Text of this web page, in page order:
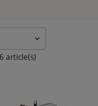
article(s)